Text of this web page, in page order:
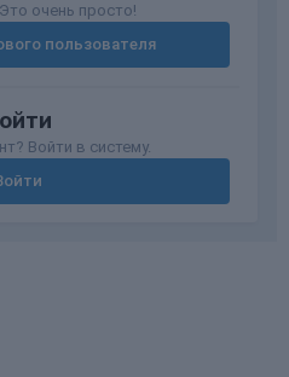
очень просто!
пользователя
Войти в систему.